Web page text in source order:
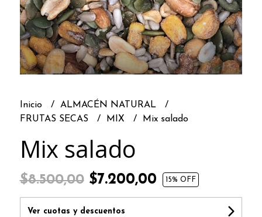
Inicio
ALMACÉN NATURAL
FRUTAS SECAS
MIX Mix salado
Mix salado
$8.500,00$7.200,00 15% OFF
Ver cuotas y descuentos